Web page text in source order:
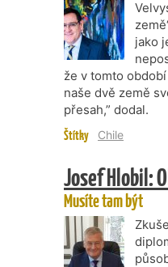
jako
že v tomto
naše dvě země
přesah,” dodal.
Štítky Chile
Josef Hlobil:
Musíte tam být